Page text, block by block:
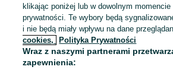
Kontynuuj przez
LUB
klikając poniżej lub w dowolnym
prywatności. Te wybory będą
i nie będą miały wpływu na dane
cookies,
Polityka Prywatności
Wraz z naszymi partnerami
zapewnienia: